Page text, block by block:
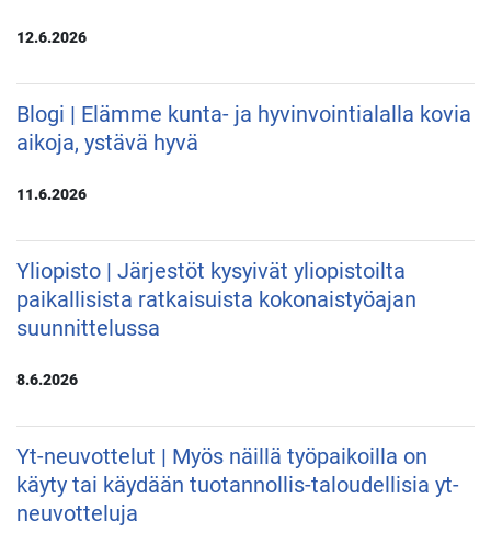
12.6.2026
Blogi | Elämme kunta- ja hyvinvointialalla kovia
aikoja, ystävä hyvä
11.6.2026
Yliopisto | Järjestöt kysyivät yliopistoilta
paikallisista ratkaisuista kokonaistyöajan
suunnittelussa
8.6.2026
Yt-neuvottelut | Myös näillä työpaikoilla on
käyty tai käydään tuotannollis-taloudellisia yt-
neuvotteluja